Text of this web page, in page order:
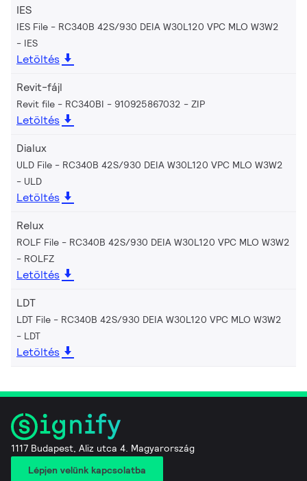
IES
IES File - RC340B 42S/930 DEIA W30L120 VPC MLO W3W2
IES
Letöltés
Revit-fájl
Revit file - RC340BI - 910925867032 ZIP
Letöltés
Dialux
ULD File - RC340B 42S/930 DEIA W30L120 VPC MLO W3W2
ULD
Letöltés
Relux
ROLF File - RC340B 42S/930 DEIA W30L120 VPC MLO W3W2
ROLFZ
Letöltés
LDT
LDT File - RC340B 42S/930 DEIA W30L120 VPC MLO W3W2
LDT
Letöltés
1117 Budapest, Aliz utca 4. Magyarország
Lépjen velünk kapcsolatba